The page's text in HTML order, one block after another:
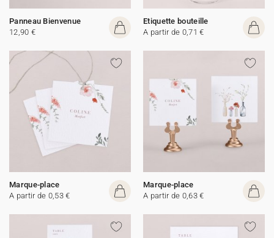
Panneau Bienvenue
12,90 €
Etiquette bouteille
A partir de 0,71 €
Marque-place
A partir de 0,53 €
Marque-place
A partir de 0,63 €